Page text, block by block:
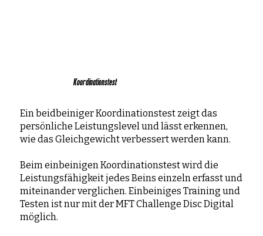
Koordinationstest
Ein beidbeiniger Koordinationstest zeigt das
persönliche Leistungslevel und lässt erkennen,
wie das Gleichgewicht verbessert werden kann.
Beim einbeinigen Koordinationstest wird die
Leistungsfähigkeit jedes Beins einzeln erfasst und
miteinander verglichen. Einbeiniges Training und
Testen ist nur mit der MFT Challenge Disc Digital
möglich.